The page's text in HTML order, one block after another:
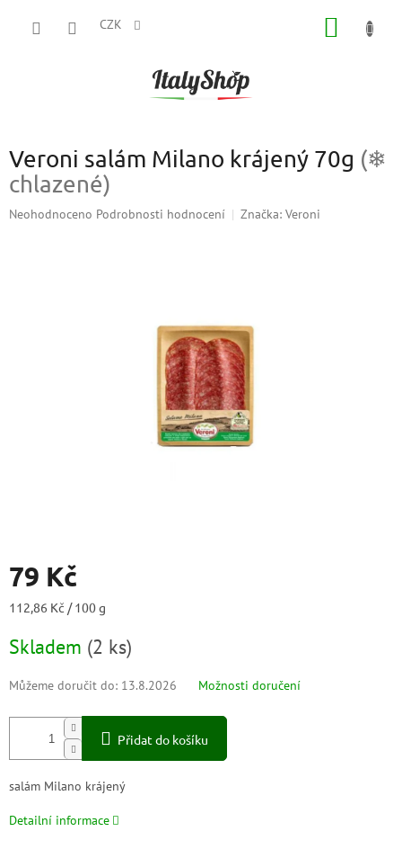
CZK
Veroni salám Milano krájený 70g (❄
chlazené)
Průměrné
Neohodnoceno Podrobnosti hodnocení Značka: Veroni
79 Kč
Měrná
112,86 Kč / 100 g
Skladem (2 ks)
Můžeme doručit do: 13.8.2026 Možnosti doručení
Přidat do košíku
salám Milano krájený
Detailní informace